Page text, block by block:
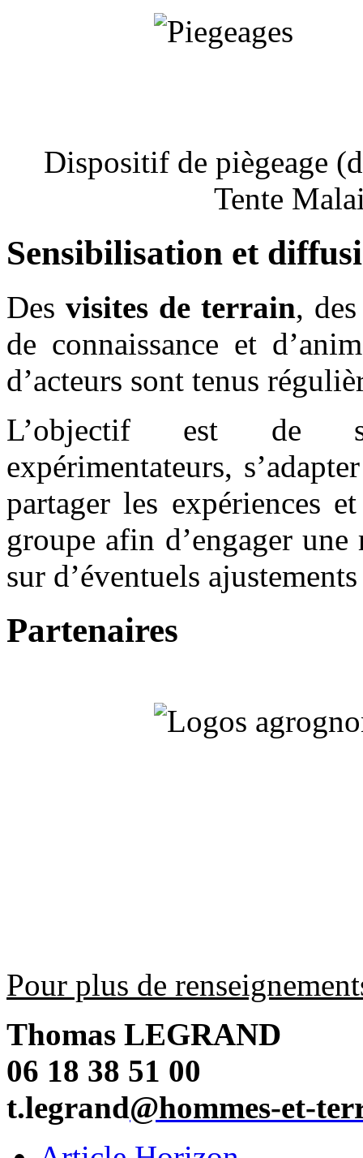
Dispositif de piègeage
Tente
Sensibilisation et
Des visites de terrain,
de connaissance et
d’acteurs sont tenus
L’objectif est de
expérimentateurs,
partager les expériences
groupe afin d’engager
sur d’éventuels
Partenaires
Pour plus de
Thomas LEGRAND
06 18 38 51 00
t.legrand@hommes-et-